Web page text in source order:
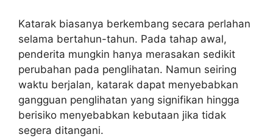
Katarak biasanya berkembang secara perlahan
selama bertahun-tahun. Pada tahap awal,
penderita mungkin hanya merasakan sedikit
perubahan pada penglihatan. Namun seiring
waktu berjalan, katarak dapat menyebabkan
gangguan penglihatan yang signifikan hingga
berisiko menyebabkan kebutaan jika tidak
segera ditangani.